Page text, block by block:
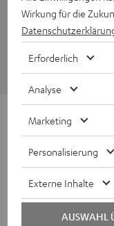
celexon Uni-
Wandhalter
Wirkung für die
Erforderlich
Analyse
Marketing
Personalisierung
Externe Inhalte
AUSWAHL